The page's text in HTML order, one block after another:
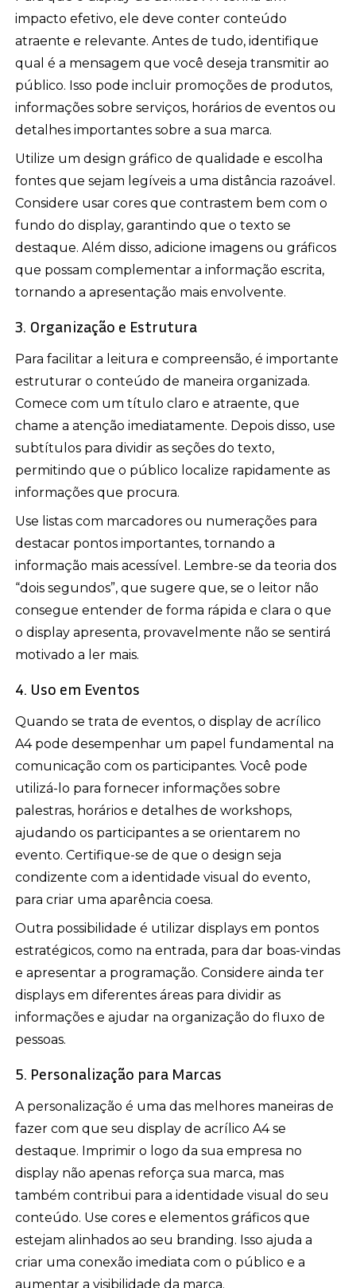
impacto efetivo, ele deve conter conteúdo
atraente e relevante. Antes de tudo, identifique
qual é a mensagem que você deseja transmitir ao
público. Isso pode incluir promoções de produtos,
informações sobre serviços, horários de eventos ou
detalhes importantes sobre a sua marca.
Utilize um design gráfico de qualidade e escolha
fontes que sejam legíveis a uma distância razoável.
Considere usar cores que contrastem bem com o
fundo do display, garantindo que o texto se
destaque. Além disso, adicione imagens ou gráficos
que possam complementar a informação escrita,
tornando a apresentação mais envolvente.
3. Organização e Estrutura
Para facilitar a leitura e compreensão, é importante
estruturar o conteúdo de maneira organizada.
Comece com um título claro e atraente, que
chame a atenção imediatamente. Depois disso, use
subtítulos para dividir as seções do texto,
permitindo que o público localize rapidamente as
informações que procura.
Use listas com marcadores ou numerações para
destacar pontos importantes, tornando a
informação mais acessível. Lembre-se da teoria dos
“dois segundos”, que sugere que, se o leitor não
consegue entender de forma rápida e clara o que
o display apresenta, provavelmente não se sentirá
motivado a ler mais.
4. Uso em Eventos
Quando se trata de eventos, o display de acrílico
A4 pode desempenhar um papel fundamental na
comunicação com os participantes. Você pode
utilizá-lo para fornecer informações sobre
palestras, horários e detalhes de workshops,
ajudando os participantes a se orientarem no
evento. Certifique-se de que o design seja
condizente com a identidade visual do evento,
para criar uma aparência coesa.
Outra possibilidade é utilizar displays em pontos
estratégicos, como na entrada, para dar boas-vindas
e apresentar a programação. Considere ainda ter
displays em diferentes áreas para dividir as
informações e ajudar na organização do fluxo de
pessoas.
5. Personalização para Marcas
A personalização é uma das melhores maneiras de
fazer com que seu display de acrílico A4 se
destaque. Imprimir o logo da sua empresa no
display não apenas reforça sua marca, mas
também contribui para a identidade visual do seu
conteúdo. Use cores e elementos gráficos que
estejam alinhados ao seu branding. Isso ajuda a
criar uma conexão imediata com o público e a
aumentar a visibilidade da marca.